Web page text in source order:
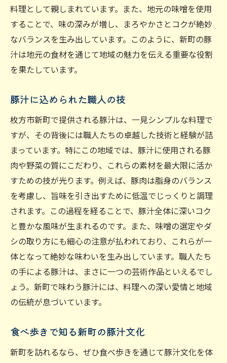
新鮮な食材で仕上げる新町の豚汁探訪記
新町の地元食材を使った一杯
食材から見る豚汁の奥深さ
新鮮さが命！豚汁の美味しさの理由
新町市場で見つける豚汁の具材
豚汁の味を左右する新鮮食材
枚方市新町で豚汁の真髄を味わうひととき
新町でしか味わえない豚汁の真髄
豚汁の奥深さを知るための訪問先
新町で体験する特別な豚汁の味わい
豚汁と一緒に楽しむ新町の名所
地元愛が生む豚汁の魅力
新町の豚汁が持つ風味の秘密
健康志向の方必見新町の豚汁が持つ力
豚汁に含まれる健康成分大解剖
健康的な食生活を支える豚汁
新町の豚汁が推奨される理由
栄養満点！新町で選ぶ豚汁の魅力
食べて健康！新町の豚汁に注目
料理として親しまれています。また、地元の味噌を使用
することで、味の深みが増し、まろやかさとコクが絶妙
なバランスを生み出しています。このように、新町の豚
汁は地元の食材を通じて地域の魅力を伝える重要な役割
を果たしています。
豚汁に込められた職人の技
枚方市新町で提供される豚汁は、一見シンプルな料理で
すが、その背後には職人たちの卓越した技術と経験が詰
まっています。特にこの地域では、豚汁に使用される豚
肉や野菜の質にこだわり、これらの素材を最大限に活か
すための技が光ります。例えば、豚肉は脂身のバランス
を考慮し、旨味を引き出すために低温でじっくりと調理
されます。この過程を経ることで、豚汁全体に深いコク
と豊かな風味が生まれるのです。また、味噌の選定やダ
シの取り方にも細心の注意が払われており、これらが一
体となって絶妙な味わいを生み出しています。職人たち
の手による豚汁は、まさに一つの芸術作品といえるでし
ょう。新町で味わう豚汁には、料理への深い愛情と地域
の伝統が息づいています。
食べ歩きで知る新町の豚汁文化
新町を訪れるなら、ぜひ食べ歩きを通じて豚汁文化を体